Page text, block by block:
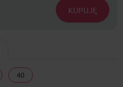
KUPUJĘ
40